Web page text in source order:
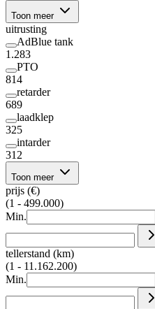
Toon meer
uitrusting
AdBlue tank
1.283
PTO
814
retarder
689
laadklep
325
intarder
312
Toon meer
prijs (€)
(1 - 499.000)
Min.
tellerstand (km)
(1 - 11.162.200)
Min.